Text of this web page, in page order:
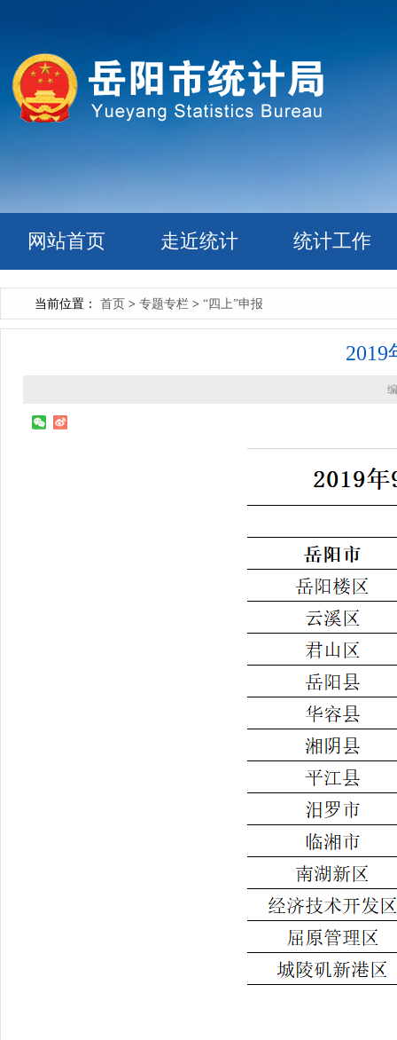
网站首页 走近统计 统计工作
当前位置： 首页 > 专题专栏 > “四上”申报